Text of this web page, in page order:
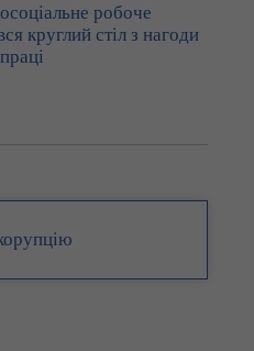
робоче
круглий стіл з нагоди